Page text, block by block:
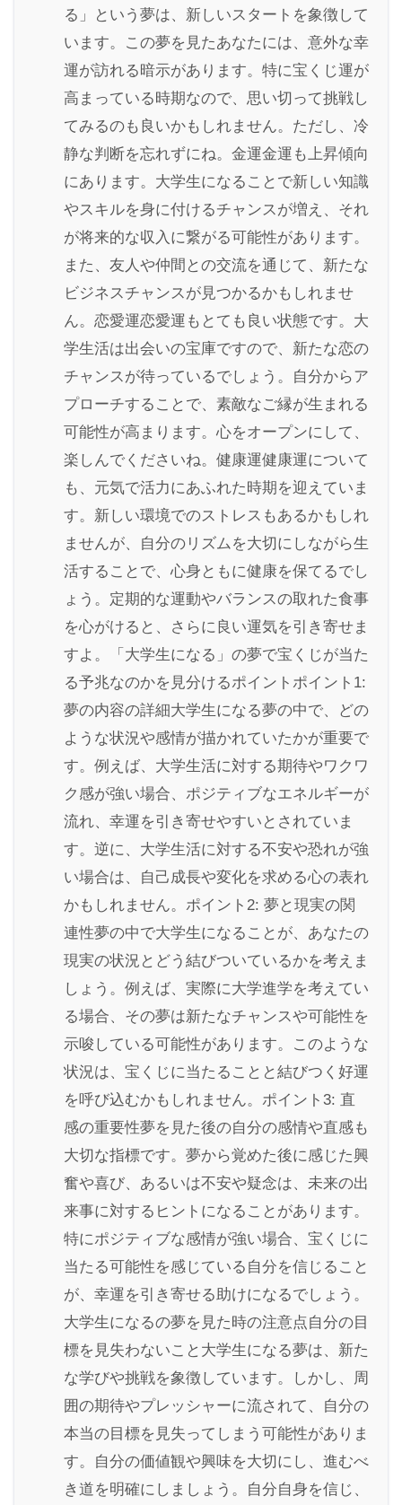
る」という夢は、新しいスタートを象徴して
います。この夢を見たあなたには、意外な幸
運が訪れる暗示があります。特に宝くじ運が
高まっている時期なので、思い切って挑戦し
てみるのも良いかもしれません。ただし、冷
静な判断を忘れずにね。金運金運も上昇傾向
にあります。大学生になることで新しい知識
やスキルを身に付けるチャンスが増え、それ
が将来的な収入に繋がる可能性があります。
また、友人や仲間との交流を通じて、新たな
ビジネスチャンスが見つかるかもしれませ
ん。恋愛運恋愛運もとても良い状態です。大
学生活は出会いの宝庫ですので、新たな恋の
チャンスが待っているでしょう。自分からア
プローチすることで、素敵なご縁が生まれる
可能性が高まります。心をオープンにして、
楽しんでくださいね。健康運健康運について
も、元気で活力にあふれた時期を迎えていま
す。新しい環境でのストレスもあるかもしれ
ませんが、自分のリズムを大切にしながら生
活することで、心身ともに健康を保てるでし
ょう。定期的な運動やバランスの取れた食事
を心がけると、さらに良い運気を引き寄せま
すよ。「大学生になる」の夢で宝くじが当た
る予兆なのかを見分けるポイントポイント1:
夢の内容の詳細大学生になる夢の中で、どの
ような状況や感情が描かれていたかが重要で
す。例えば、大学生活に対する期待やワクワ
ク感が強い場合、ポジティブなエネルギーが
流れ、幸運を引き寄せやすいとされていま
す。逆に、大学生活に対する不安や恐れが強
い場合は、自己成長や変化を求める心の表れ
かもしれません。ポイント2: 夢と現実の関
連性夢の中で大学生になることが、あなたの
現実の状況とどう結びついているかを考えま
しょう。例えば、実際に大学進学を考えてい
る場合、その夢は新たなチャンスや可能性を
示唆している可能性があります。このような
状況は、宝くじに当たることと結びつく好運
を呼び込むかもしれません。ポイント3: 直
感の重要性夢を見た後の自分の感情や直感も
大切な指標です。夢から覚めた後に感じた興
奮や喜び、あるいは不安や疑念は、未来の出
来事に対するヒントになることがあります。
特にポジティブな感情が強い場合、宝くじに
当たる可能性を感じている自分を信じること
が、幸運を引き寄せる助けになるでしょう。
大学生になるの夢を見た時の注意点自分の目
標を見失わないこと大学生になる夢は、新た
な学びや挑戦を象徴しています。しかし、周
囲の期待やプレッシャーに流されて、自分の
本当の目標を見失ってしまう可能性がありま
す。自分の価値観や興味を大切にし、進むべ
き道を明確にしましょう。自分自身を信じ、